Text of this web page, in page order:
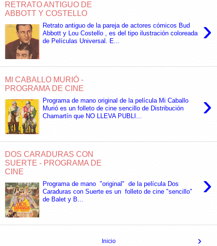
RETRATO ANTIGUO DE
ABBOTT Y COSTELLO
›
Retrato antiguo de la pareja de actores cómicos Bud
Abbott y Lou Costello , es del tipo ilustración coloreada
de Películas Universal. E...
MI CABALLO MURIÓ -
PROGRAMA DE CINE
›
Programa de mano original de la película Mi Caballo
Murió es un folleto de cine sencillo de Distribución
Chamartín que NO LLEVA PUBLI...
DOS CARADURAS CON
SUERTE - PROGRAMA DE
CINE
›
Programa de mano "original" de la película Dos
Caraduras con Suerte es un folleto de cine "sencillo"
de Balet y B...
›
Inicio